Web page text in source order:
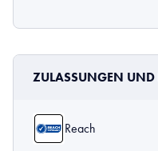
ZULASSUNGEN
Reach